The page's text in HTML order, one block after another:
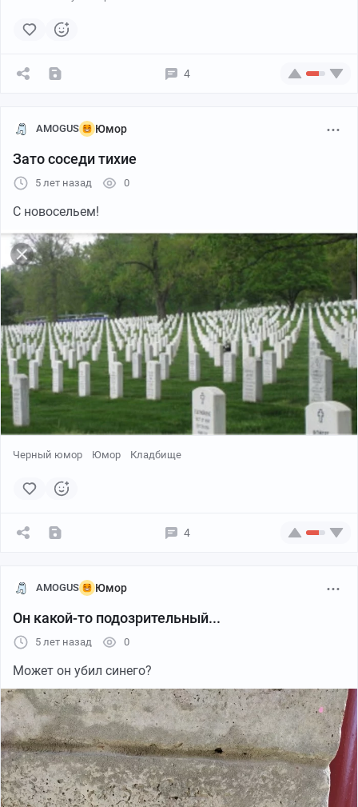
4
AMOGUS Юмор
Зато соседи тихие
5 лет назад 0
С новосельем!
Черный юмор Юмор Кладбище
4
AMOGUS Юмор
Он какой-то подозрительный...
5 лет назад 0
Может он убил синего?